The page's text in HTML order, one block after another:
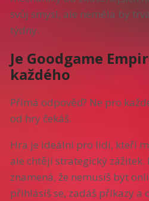
svůj smysl, ale neměla by
týdny.
Je Goodgame
každého
Přímá odpověď? Ne pro
od hry čekáš.
Hra je ideální pro lidi, kteří
ale chtějí strategický zážitek.
znamená, že nemusíš být
přihlásíš se, zadáš příkazy a